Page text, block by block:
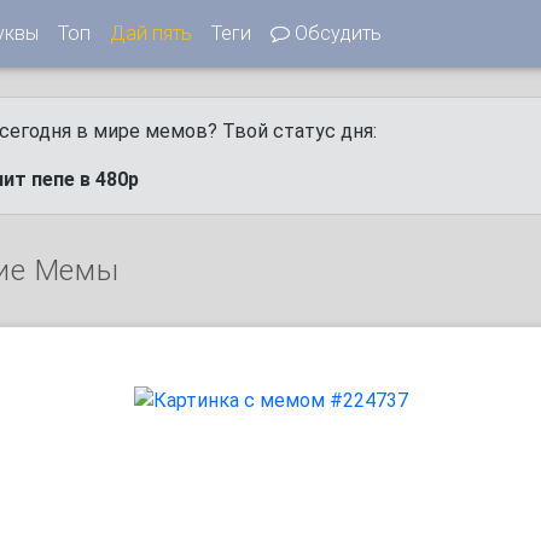
Топ Дай пять Теги Обсудить
в мире мемов? Твой статус дня:
пепе в 480p
Мемы